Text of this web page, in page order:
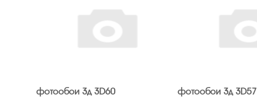
фотообои 3д 3D60
фотообои 3д 3D57